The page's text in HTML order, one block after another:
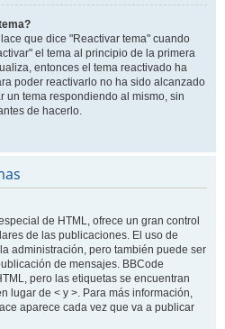
que dice "Reactivar tema" cuando
el tema al principio de la primera
entonces el tema reactivado ha
poder reactivarlo no ha sido alcanzado
un tema respondiendo al mismo, sin
de hacerlo.
de HTML, ofrece un gran control
de las publicaciones. El uso de
administración, pero también puede ser
de mensajes. BBCode
pero las etiquetas se encuentran
lugar de < y >. Para más información,
aparece cada vez que va a publicar